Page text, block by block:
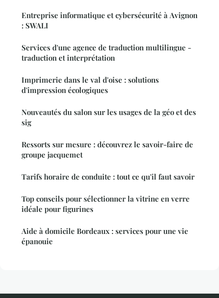
Entreprise informatique et cybersécurité à Avignon
: SWALI
Services d'une agence de traduction multilingue -
traduction et interprétation
Imprimerie dans le val d'oise : solutions
d'impression écologiques
Nouveautés du salon sur les usages de la géo et des
sig
Ressorts sur mesure : découvrez le savoir-faire de
groupe jacquemet
Tarifs horaire de conduite : tout ce qu'il faut savoir
Top conseils pour sélectionner la vitrine en verre
idéale pour figurines
Aide à domicile Bordeaux : services pour une vie
épanouie